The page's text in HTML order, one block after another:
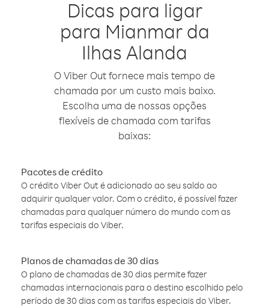
Dicas para ligar
para Mianmar da
Ilhas Alanda
O Viber Out fornece mais tempo de
chamada por um custo mais baixo.
Escolha uma de nossas opções
flexíveis de chamada com tarifas
baixas:
Pacotes de crédito
O crédito Viber Out é adicionado ao seu saldo ao
adquirir qualquer valor. Com o crédito, é possível fazer
chamadas para qualquer número do mundo com as
tarifas especiais do Viber.
Planos de chamadas de 30 dias
O plano de chamadas de 30 dias permite fazer
chamadas internacionais para o destino escolhido pelo
período de 30 dias com as tarifas especiais do Viber.